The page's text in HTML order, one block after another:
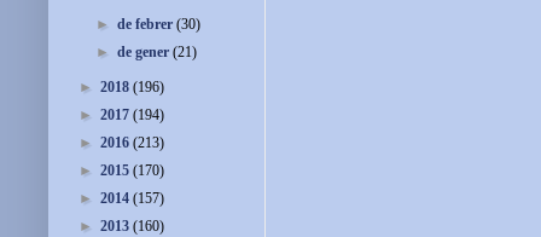
►de febrer(30)
►de gener(21)
► 2018 (196)
► 2017 (194)
► 2016 (213)
► 2015 (170)
► 2014 (157)
► 2013 (160)